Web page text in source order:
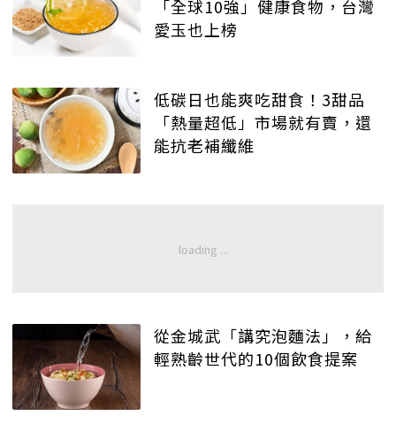
「全球10強」健康食物，台灣
愛玉也上榜
低碳日也能爽吃甜食！3甜品
「熱量超低」市場就有賣，還
能抗老補纖維
從金城武「講究泡麵法」，給
輕熟齡世代的10個飲食提案